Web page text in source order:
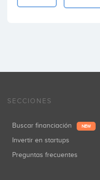
SECCIONES
Buscar financiación NEW
Invertir en startups
Preguntas frecuentes